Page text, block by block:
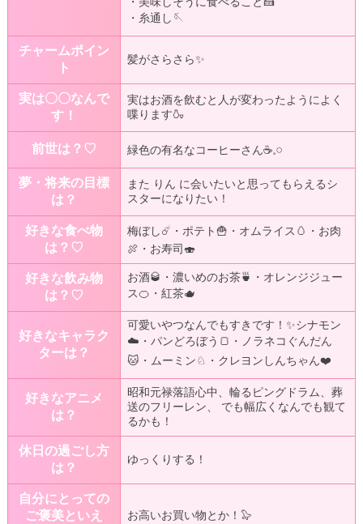
・糸通し🪡
チャームポイン
ト
髪がさらさら✨
実は〇〇なんで
す！
実はお酒を飲むと人が変わったようによく
喋ります🍶
前世は？♡ 緑色の有名なコーヒーさん☕𓈒𓏸︎︎︎︎
夢・将来の目標
は？
また りん に会いたいと思ってもらえるシ
スターになりたい！
好きな食べ物
は？♡
梅ぼし☄️・ポテト🍟・オムライス🥚・お肉
🍖・お寿司🍣
好きな飲み物
は？♡
お酒🥃・濃いめのお茶🍵・オレンジジュー
ス🍊・紅茶🫖
好きなキャラク
ターは？
可愛いやつなんでもすきです！✨シナモン
☁️・パンどろぼう🍞・ノラネコぐんだん
🐱・ムーミン♘・クレヨンしんちゃん❤️
好きなアニメ
は？
昭和元禄落語心中、輪るピングドラム、葬
送のフリーレン、 でも幅広くなんでも観て
るかも！
休日の過ごし方
は？
ゆっくりする！
自分にとっての
ご褒美といえ
お高いお買い物とか！🦭